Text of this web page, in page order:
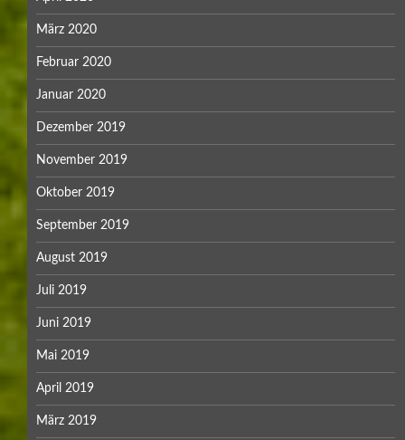
März 2020
Februar 2020
Januar 2020
Dezember 2019
November 2019
Oktober 2019
September 2019
August 2019
Juli 2019
Juni 2019
Mai 2019
April 2019
März 2019